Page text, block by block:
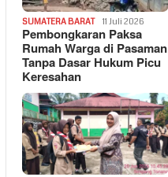
SUMATERA BARAT 11 Juli 2026
Pembongkaran Paksa
Rumah Warga di Pasaman
Tanpa Dasar Hukum Picu
Keresahan